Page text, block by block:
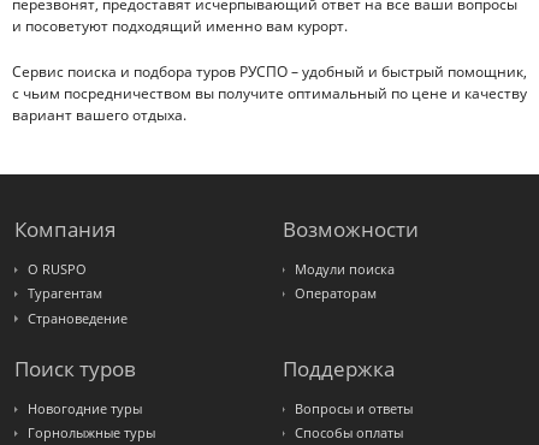
и посоветуют подходящий именно вам курорт.
Сервис поиска и подбора туров РУСПО – удобный и быстрый помощник,
с чьим посредничеством вы получите оптимальный по цене и качеству
вариант вашего отдыха.
Компания
О RUSPO
Турагентам
Страноведение
Возможности
Модули поиска
Операторам
Поиск туров
Новогодние туры
Горнолыжные туры
Поддержка
Вопросы и ответы
Способы оплаты